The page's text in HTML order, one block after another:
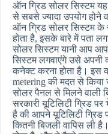
ऑन ग्रिड सोलर सिस्टम यह
से सबसे ज्यादा उपयोग होने
ऑन ग्रिड सोलर सिस्टम के
होता है, इसके बारे में पता
सोलर सिस्टम यानी आप
सिस्टम लगवाएंगे उसे अपनी
कनेक्ट करना होता है। इस
metering की मदत से
सोलर पैनल से मिलने वाली
सरकारी यूटिलिटी ग्रिड
है की आपने यूटिलिटी ग्रिड
कितनी बिजली वापिस ली है।